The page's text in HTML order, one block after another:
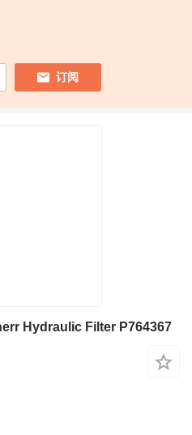
订阅
Hydraulic Filter P764367